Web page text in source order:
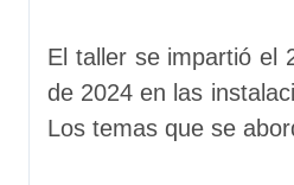
El taller se impartió el
de 2024 en las
Los temas que se